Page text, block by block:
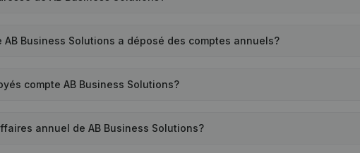
Business Solutions a déposé des comptes annuels?
compte AB Business Solutions?
annuel de AB Business Solutions?